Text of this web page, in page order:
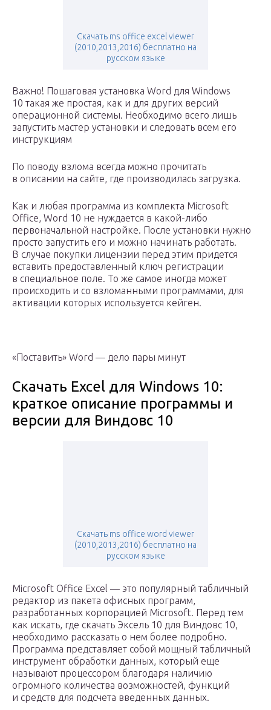
Скачать ms office excel viewer
(2010,2013,2016) бесплатно на
русском языке
Важно! Пошаговая установка Word для Windows
10 такая же простая, как и для других версий
операционной системы. Необходимо всего лишь
запустить мастер установки и следовать всем его
инструкциям
По поводу взлома всегда можно прочитать
в описании на сайте, где производилась загрузка.
Как и любая программа из комплекта Microsoft
Office, Word 10 не нуждается в какой-либо
первоначальной настройке. После установки нужно
просто запустить его и можно начинать работать.
В случае покупки лицензии перед этим придется
вставить предоставленный ключ регистрации
в специальное поле. То же самое иногда может
происходить и со взломанными программами, для
активации которых используется кейген.
«Поставить» Word — дело пары минут
Скачать Excel для Windows 10:
краткое описание программы и
версии для Виндовс 10
Скачать ms office word viewer
(2010,2013,2016) бесплатно на
русском языке
Microsoft Office Excel — это популярный табличный
редактор из пакета офисных программ,
разработанных корпорацией Microsoft. Перед тем
как искать, где скачать Эксель 10 для Виндовс 10,
необходимо рассказать о нем более подробно.
Программа представляет собой мощный табличный
инструмент обработки данных, который еще
называют процессором благодаря наличию
огромного количества возможностей, функций
и средств для подсчета введенных данных.